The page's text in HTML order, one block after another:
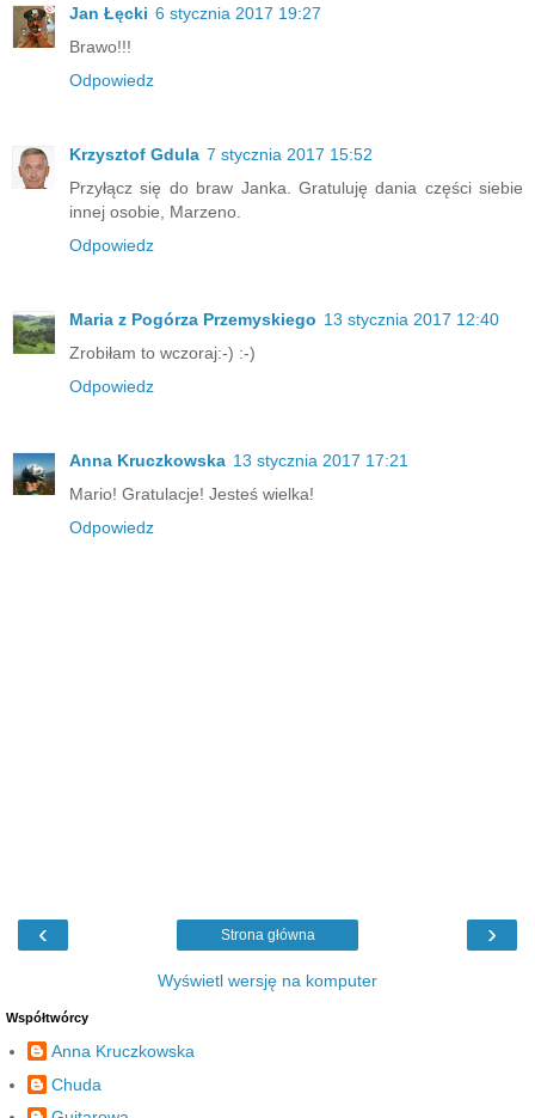
Jan Łęcki 6 stycznia 2017 19:27
Brawo!!!
Odpowiedz
Krzysztof Gdula 7 stycznia 2017 15:52
Przyłącz się do braw Janka. Gratuluję dania części siebie
innej osobie, Marzeno.
Odpowiedz
Maria z Pogórza Przemyskiego 13 stycznia 2017 12:40
Zrobiłam to wczoraj:-) :-)
Odpowiedz
Anna Kruczkowska 13 stycznia 2017 17:21
Mario! Gratulacje! Jesteś wielka!
Odpowiedz
‹ ›
Strona główna
Wyświetl wersję na komputer
Współtwórcy
Anna Kruczkowska
Chuda